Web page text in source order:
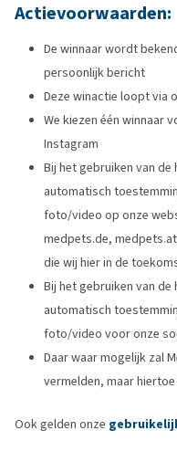
Actievoorwaarden:
De winnaar wordt
persoonlijk bericht
Deze winactie loopt via
We kiezen één winnaar
Instagram
Bij het gebruiken van de
automatisch
foto/video op onze
medpets.de,
die wij hier in de
Bij het gebruiken van
automatisch
foto/video voor onze
Daar waar mogelijk zal
vermelden, maar
Ook gelden onze